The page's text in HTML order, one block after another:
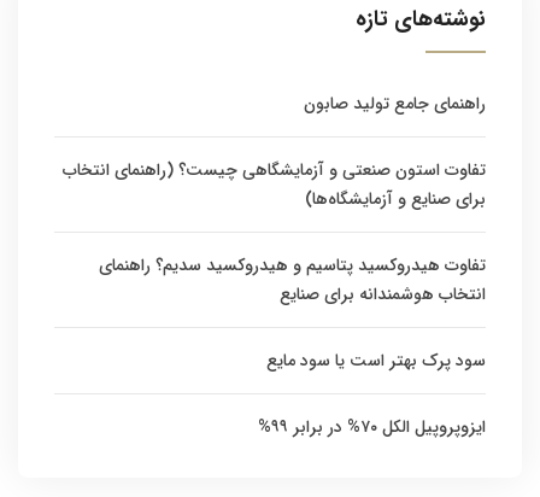
نوشته‌های تازه
راهنمای جامع تولید صابون
تفاوت استون صنعتی و آزمایشگاهی چیست؟ (راهنمای انتخاب
برای صنایع و آزمایشگاه‌ها)
تفاوت هیدروکسید پتاسیم و هیدروکسید سدیم؟ راهنمای
انتخاب هوشمندانه برای صنایع
سود پرک بهتر است یا سود مایع
ایزوپروپیل الکل ۷۰% در برابر ۹۹%